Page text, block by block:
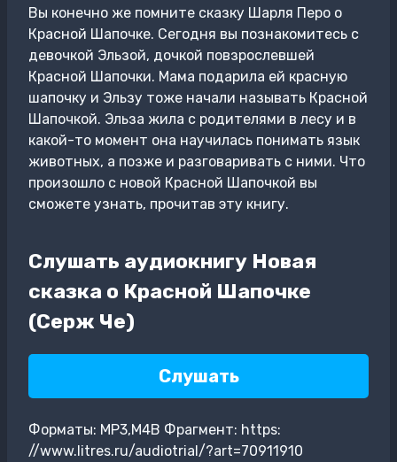
Вы конечно же помните сказку Шарля Перо о
Красной Шапочке. Сегодня вы познакомитесь с
девочкой Эльзой, дочкой повзрослевшей
Красной Шапочки. Мама подарила ей красную
шапочку и Эльзу тоже начали называть Красной
Шапочкой. Эльза жила с родителями в лесу и в
какой-то момент она научилась понимать язык
животных, а позже и разговаривать с ними. Что
произошло с новой Красной Шапочкой вы
сможете узнать, прочитав эту книгу.
Слушать аудиокнигу Новая
сказка о Красной Шапочке
(Серж Че)
Слушать
Форматы: MP3,M4B Фрагмент: https:
//www.litres.ru/audiotrial/?art=70911910